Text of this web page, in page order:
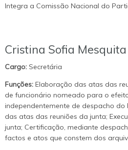
Integra a Comissão Nacional do
Cristina Sofia
Cargo: Secretária
Funções: Elaboração das atas das
de funcionário nomeado para o
independentemente de despacho do
das atas das reuniões da junta;
junta; Certificação, mediante
factos e atos que constem dos